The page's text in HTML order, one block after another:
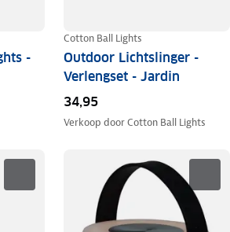
-
Cotton Ball Lights
Outdoor Lichtslinger -
Verlengset - Jardin
34,95
Verkoop doorCotton Ball Lights